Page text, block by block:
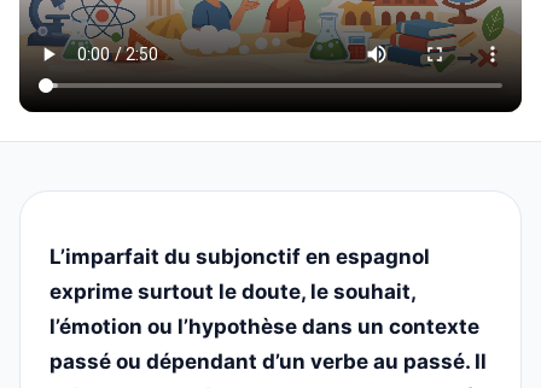
L’imparfait du subjonctif en espagnol
exprime surtout le doute, le souhait,
l’émotion ou l’hypothèse dans un contexte
passé ou dépendant d’un verbe au passé. Il